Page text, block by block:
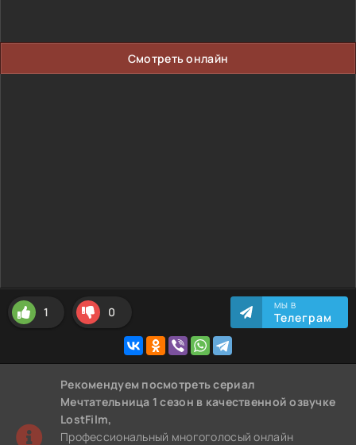
Смотреть онлайн
1 0 МЫ В
Телеграм
Рекомендуем посмотреть сериал
Мечтательница 1 сезон в качественной озвучке
LostFilm,
Профессиональный многоголосый онлайн